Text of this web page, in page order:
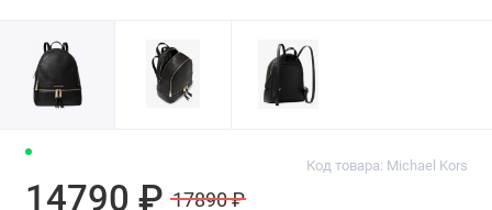
Код товара: Michael Kors
14790 ₽ 17890 ₽